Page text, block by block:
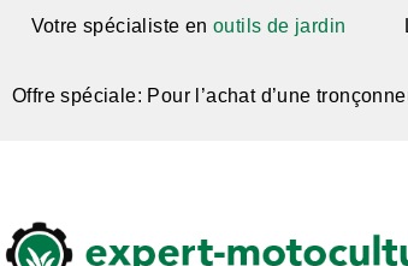
Votre spécialiste en outils de jardin
Offre spéciale: Pour l’achat d’une